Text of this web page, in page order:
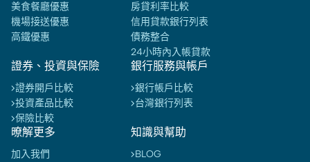
美食餐廳優惠
機場接送優惠
高鐵優惠
房貸利率比較
信用貸款銀行列表
債務整合
24小時內入帳貸款
證券、投資與保險
證券開戶比較
投資產品比較
保險比較
銀行服務與帳戶
銀行帳戶比較
台灣銀行列表
暸解更多
加入我們
知識與幫助
BLOG